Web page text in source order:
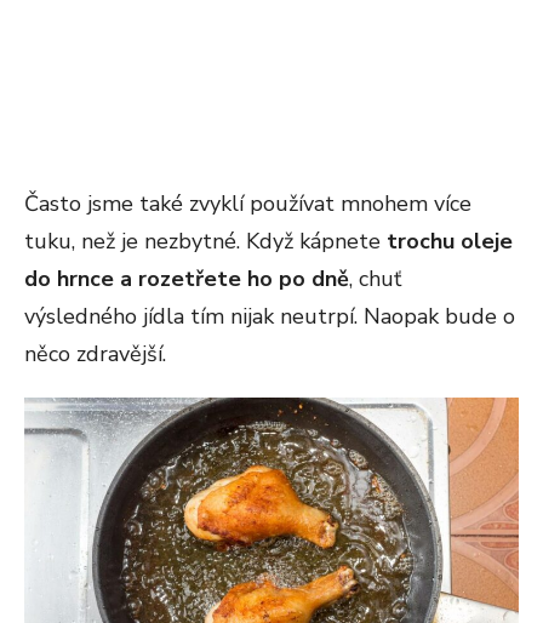
Často jsme také zvyklí používat mnohem více
tuku, než je nezbytné. Když kápnete trochu oleje
do hrnce a rozetřete ho po dně, chuť
výsledného jídla tím nijak neutrpí. Naopak bude o
něco zdravější.